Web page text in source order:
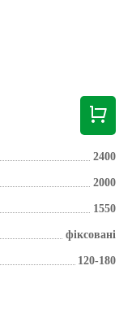
2400
2000
1550
фіксовані
120-180